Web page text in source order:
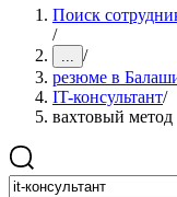
Поиск
/
... /
резюме в
IT-консультант/
вахтовый метод